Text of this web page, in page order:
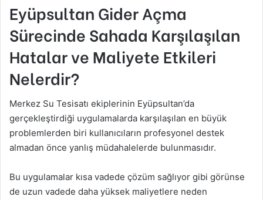
Eyüpsultan Gider Açma
Sürecinde Sahada Karşılaşılan
Hatalar ve Maliyete Etkileri
Nelerdir?
Merkez Su Tesisatı ekiplerinin Eyüpsultan’da
gerçekleştirdiği uygulamalarda karşılaşılan en büyük
problemlerden biri kullanıcıların profesyonel destek
almadan önce yanlış müdahalelerde bulunmasıdır.
Bu uygulamalar kısa vadede çözüm sağlıyor gibi görünse
de uzun vadede daha yüksek maliyetlere neden